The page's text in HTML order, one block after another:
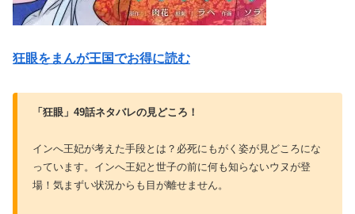
狂眼をまんが王国でお得に読む
「狂眼」49話ネタバレの見どころ！
インへ王妃が考えた手段とは？必死にもがく姿が見どころにな
っています。インへ王妃と世子の前に何も知らないウヌが登
場！気まずい状況からも目が離せません。